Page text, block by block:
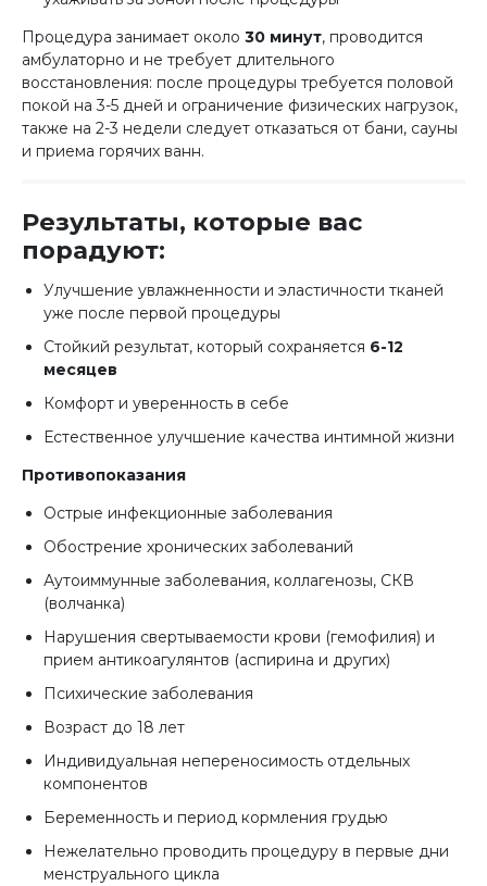
Процедура занимает около 30 минут, проводится
амбулаторно и не требует длительного
восстановления: после процедуры требуется половой
покой на 3-5 дней и ограничение физических нагрузок,
также на 2-3 недели следует отказаться от бани, сауны
и приема горячих ванн.
Результаты, которые вас
порадуют:
Улучшение увлажненности и эластичности тканей
уже после первой процедуры
Стойкий результат, который сохраняется 6-12
месяцев
Комфорт и уверенность в себе
Естественное улучшение качества интимной жизни
Противопоказания
Острые инфекционные заболевания
Обострение хронических заболеваний
Аутоиммунные заболевания, коллагенозы, СКВ
(волчанка)
Нарушения свертываемости крови (гемофилия) и
прием антикоагулянтов (аспирина и других)
Психические заболевания
Возраст до 18 лет
Индивидуальная непереносимость отдельных
компонентов
Беременность и период кормления грудью
Нежелательно проводить процедуру в первые дни
менструального цикла